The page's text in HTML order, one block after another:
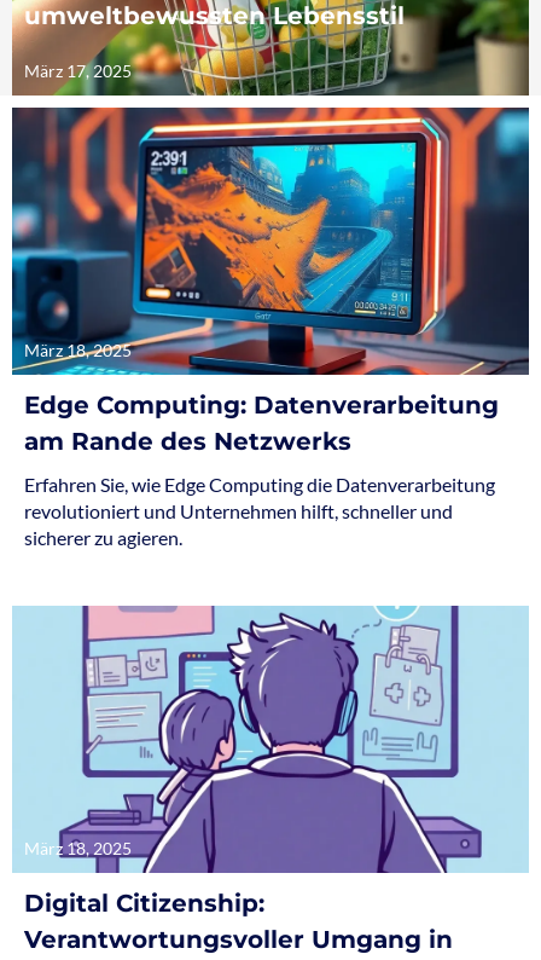
umweltbewussten Lebensstil
März 17, 2025
März 18, 2025
Edge Computing: Datenverarbeitung
am Rande des Netzwerks
Erfahren Sie, wie Edge Computing die Datenverarbeitung
revolutioniert und Unternehmen hilft, schneller und
sicherer zu agieren.
März 18, 2025
Digital Citizenship:
Verantwortungsvoller Umgang in